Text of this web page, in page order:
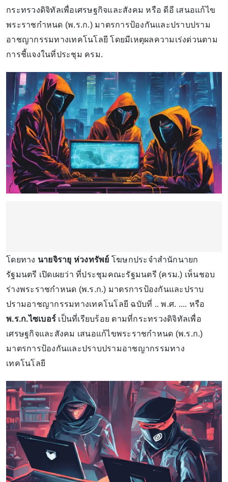
กระทรวงดิจิทัลเพื่อเศรษฐกิจและสังคม​ หรือ​ ดีอี เสนอแก้ไข
พระราชกำหนด (พ.ร.ก.) มาตรการป้องกันและปราบปราม
อาชญากรรมทางเทคโนโลยี โดยมีเหตุผลความเร่งด่วนตาม
การชี้แจงในที่ประชุม ครม.
โดยทาง นายจิรายุ ห่วงทรัพย์ โฆษกประจำสำนักนายก
รัฐมนตรี เปิดเผยว่า ที่ประชุมคณะรัฐมนตรี (ครม.) เห็นชอบ
ร่างพระราชกำหนด (พ.ร.ก.) มาตรการป้องกันและปราบ
ปรามอาชญากรรมทางเทคโนโลยี ฉบับที่ .. พ.ศ. .... หรือ
พ.ร.ก.ไซเบอร์ เป็นที่เรียบร้อย ตามที่กระทรวงดิจิทัลเพื่อ
เศรษฐกิจและสังคม เสนอแก้ไขพระราชกำหนด (พ.ร.ก.)
มาตรการป้องกันและปราบปรามอาชญากรรมทาง
เทคโนโลยี